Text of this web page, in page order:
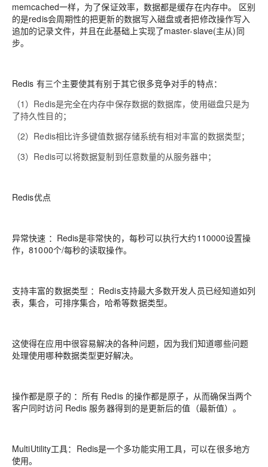
memcached一样，为了保证效率，数据都是缓存在内存中。 区别
的是redis会周期性的把更新的数据写入磁盘或者把修改操作写入
追加的记录文件，并且在此基础上实现了master-slave(主从)同
步。
Redis 有三个主要使其有别于其它很多竞争对手的特点：
（1）Redis是完全在内存中保存数据的数据库，使用磁盘只是为
了持久性目的；
（2）Redis相比许多键值数据存储系统有相对丰富的数据类型；
（3）Redis可以将数据复制到任意数量的从服务器中；
Redis优点
异常快速 ：Redis是非常快的，每秒可以执行大约110000设置操
作，81000个/每秒的读取操作。
支持丰富的数据类型 ：Redis支持最大多数开发人员已经知道如列
表，集合，可排序集合，哈希等数据类型。
这使得在应用中很容易解决的各种问题，因为我们知道哪些问题
处理使用哪种数据类型更好解决。
操作都是原子的 ：所有 Redis 的操作都是原子，从而确保当两个
客户同时访问 Redis 服务器得到的是更新后的值（最新值）。
MultiUtility工具：Redis是一个多功能实用工具，可以在很多地方
使用。